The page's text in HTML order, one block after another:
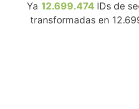
Ya 12.699.474 IDs de
transformadas en